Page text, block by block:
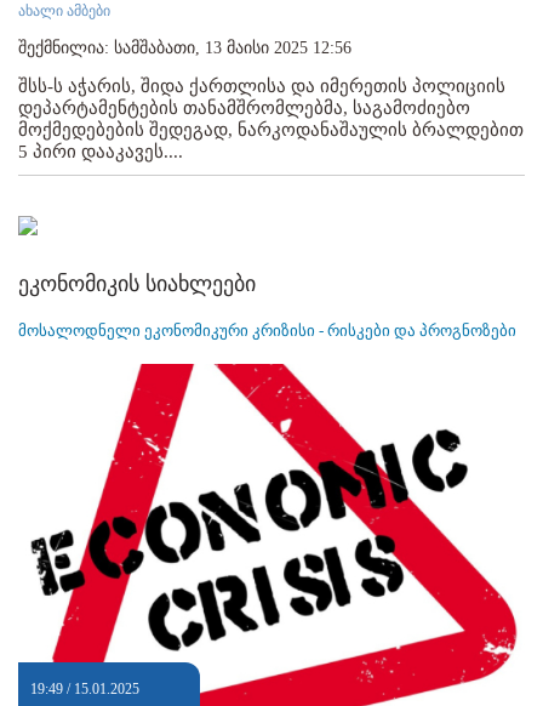
ახალი ამბები
შექმნილია: სამშაბათი, 13 მაისი 2025 12:56
შსს-ს აჭარის, შიდა ქართლისა და იმერეთის პოლიციის
დეპარტამენტების თანამშრომლებმა, საგამოძიებო
მოქმედებების შედეგად, ნარკოდანაშაულის ბრალდებით
5 პირი დააკავეს....
ეკონომიკის სიახლეები
მოსალოდნელი ეკონომიკური კრიზისი - რისკები და პროგნოზები
19:49 / 15.01.2025